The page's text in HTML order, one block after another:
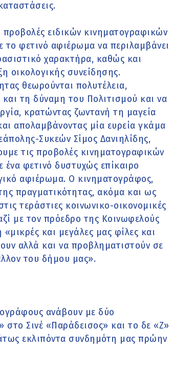
προβολές ειδικών κινηματογραφικών
φετινό αφιέρωμα να περιλαμβάνει
χαρακτήρα, καθώς και
οικολογικής συνείδησης.
θεωρούνται πολυτέλεια,
τη δύναμη του Πολιτισμού και να
κρατώντας ζωντανή τη μαγεία
απολαμβάνοντας μία ευρεία γκάμα
Συκεών Σίμος Δανιηλίδης,
τις προβολές κινηματογραφικών
φετινό δυστυχώς επίκαιρο
αφιέρωμα. Ο κινηματογράφος,
πραγματικότητας, ακόμα και ως
τεράστιες κοινωνικο-οικονομικές
με τον πρόεδρο της Κοινωφελούς
και μεγάλες μας φίλες και
αλλά και να προβληματιστούν σε
του δήμου μας».
ανάβουν με δύο
στο Σινέ «Παράδεισος» και το δε «Ζ»
εκλιπόντα συνδημότη μας πρώην